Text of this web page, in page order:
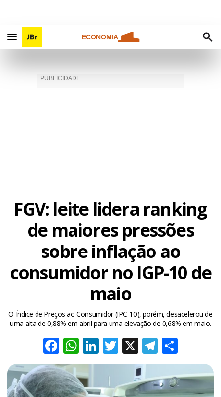
ECONOMIA
FGV: leite lidera ranking
de maiores pressões
sobre inflação ao
consumidor no IGP-10 de
maio
O Índice de Preços ao Consumidor (IPC-10), porém, desacelerou de
uma alta de 0,88% em abril para uma elevação de 0,68% em maio.
Facebook
WhatsApp
LinkedIn
Twitter
X